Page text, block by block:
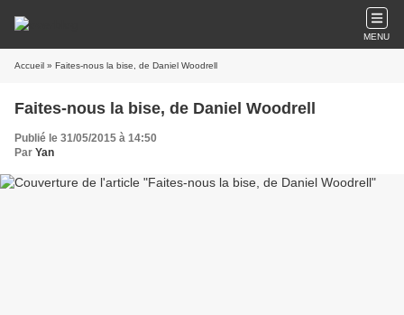
MENU
Accueil » Faites-nous la bise, de Daniel Woodrell
Faites-nous la bise, de Daniel Woodrell
Publié le 31/05/2015 à 14:50
Par Yan